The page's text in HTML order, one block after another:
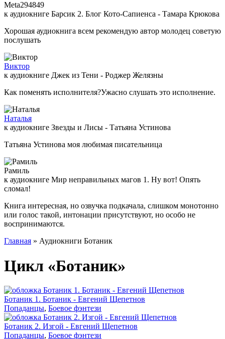
Meta294849
к аудиокниге Барсик 2. Блог Кото-Сапиенса - Тамара Крюкова
Хорошая аудиокнига всем рекомендую автор молодец советую
послушать
Виктор
к аудиокниге Джек из Тени - Роджер Желязны
Как поменять исполнителя?Ужасно слушать это исполнение.
Наталья
к аудиокниге Звезды и Лисы - Татьяна Устинова
Татьяна Устинова моя любимая писательница
Рамиль
к аудиокниге Мир неправильных магов 1. Ну вот! Опять
сломал!
Книга интересная, но озвучка подкачала, слишком монотонно
или голос такой, интонации присутствуют, но особо не
воспринимаются.
Главная » Аудиокниги Ботаник
Цикл «Ботаник»
Ботаник 1. Ботаник - Евгений Щепетнов
Попаданцы, Боевое фэнтези
Ботаник 2. Изгой - Евгений Щепетнов
Попаданцы, Боевое фэнтези